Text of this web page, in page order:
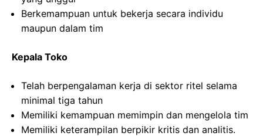
Berkemampuan untuk bekerja secara individu
maupun dalam tim
Kepala Toko
Telah berpengalaman kerja di sektor ritel selama
minimal tiga tahun
Memiliki kemampuan memimpin dan mengelola tim
Memiliki keterampilan berpikir kritis dan analitis.